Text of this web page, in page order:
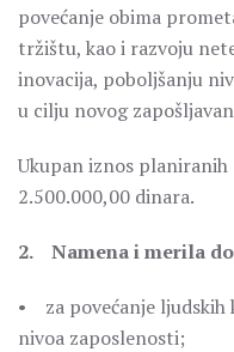
povećanje obima
tržištu, kao i razvoju
inovacija, poboljšanju
u cilju novog
Ukupan iznos planiranih
2.500.000,00 dinara.
2. Namena i merila
• za povećanje ljudskih
nivoa zaposlenosti;